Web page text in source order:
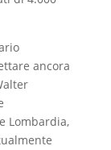
ancora
Lombardia,